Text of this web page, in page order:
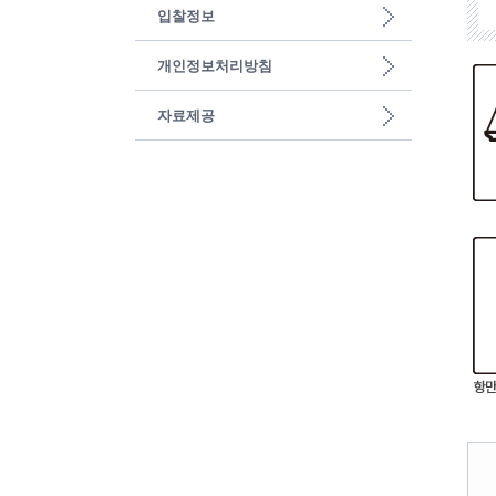
입찰정보
개인정보처리방침
자료제공